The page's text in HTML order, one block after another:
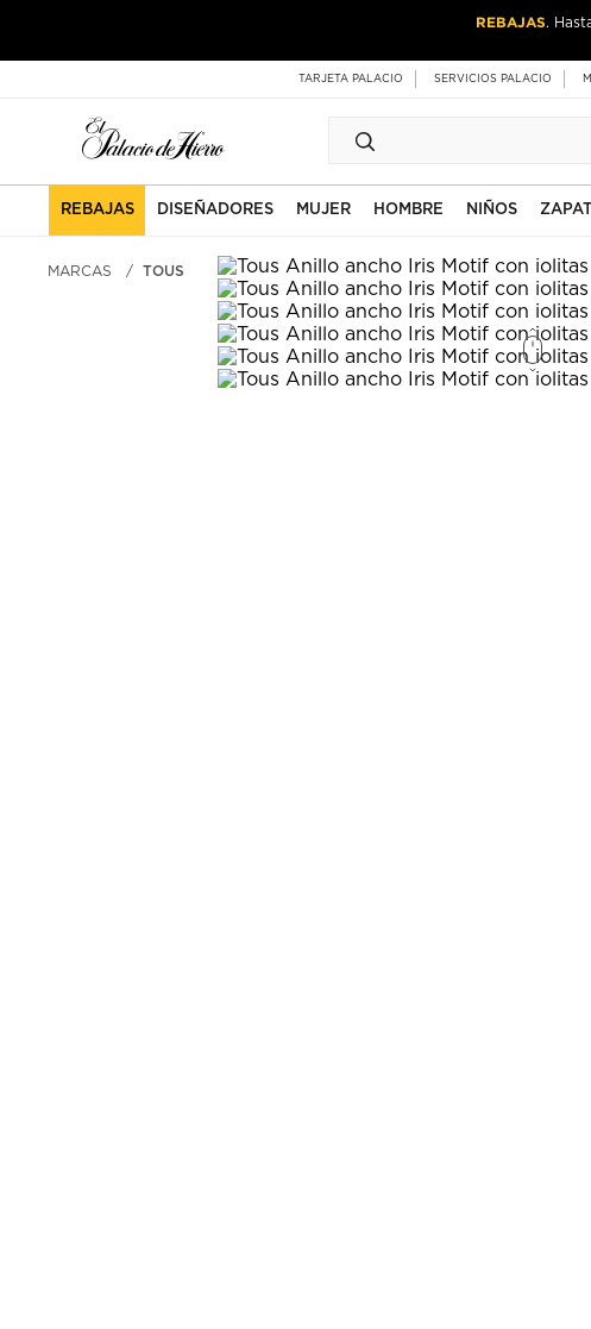
REBAJAS.
TARJETA PALACIO SERVICIOS PALACIO
REBAJAS DISEÑADORES MUJER HOMBRE NIÑOS
MARCAS TOUS